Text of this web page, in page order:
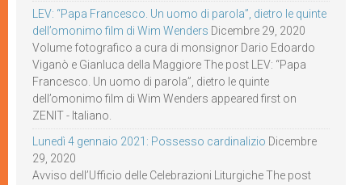
LEV: “Papa Francesco. Un uomo di parola”, dietro le quinte
dell’omonimo film di Wim Wenders Dicembre 29, 2020
Volume fotografico a cura di monsignor Dario Edoardo
Viganò e Gianluca della Maggiore The post LEV: “Papa
Francesco. Un uomo di parola”, dietro le quinte
dell’omonimo film di Wim Wenders appeared first on
ZENIT - Italiano.
Lunedì 4 gennaio 2021: Possesso cardinalizio Dicembre
29, 2020
Avviso dell’Ufficio delle Celebrazioni Liturgiche The post